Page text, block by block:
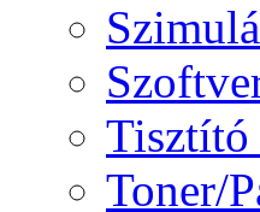
Tisztító
Toner/